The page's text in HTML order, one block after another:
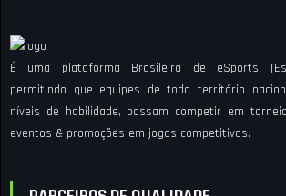
É uma plataforma Brasileira de eSports
permitindo que equipes de todo território
níveis de habilidade, possam competir em
eventos & promoções em jogos competitivos.